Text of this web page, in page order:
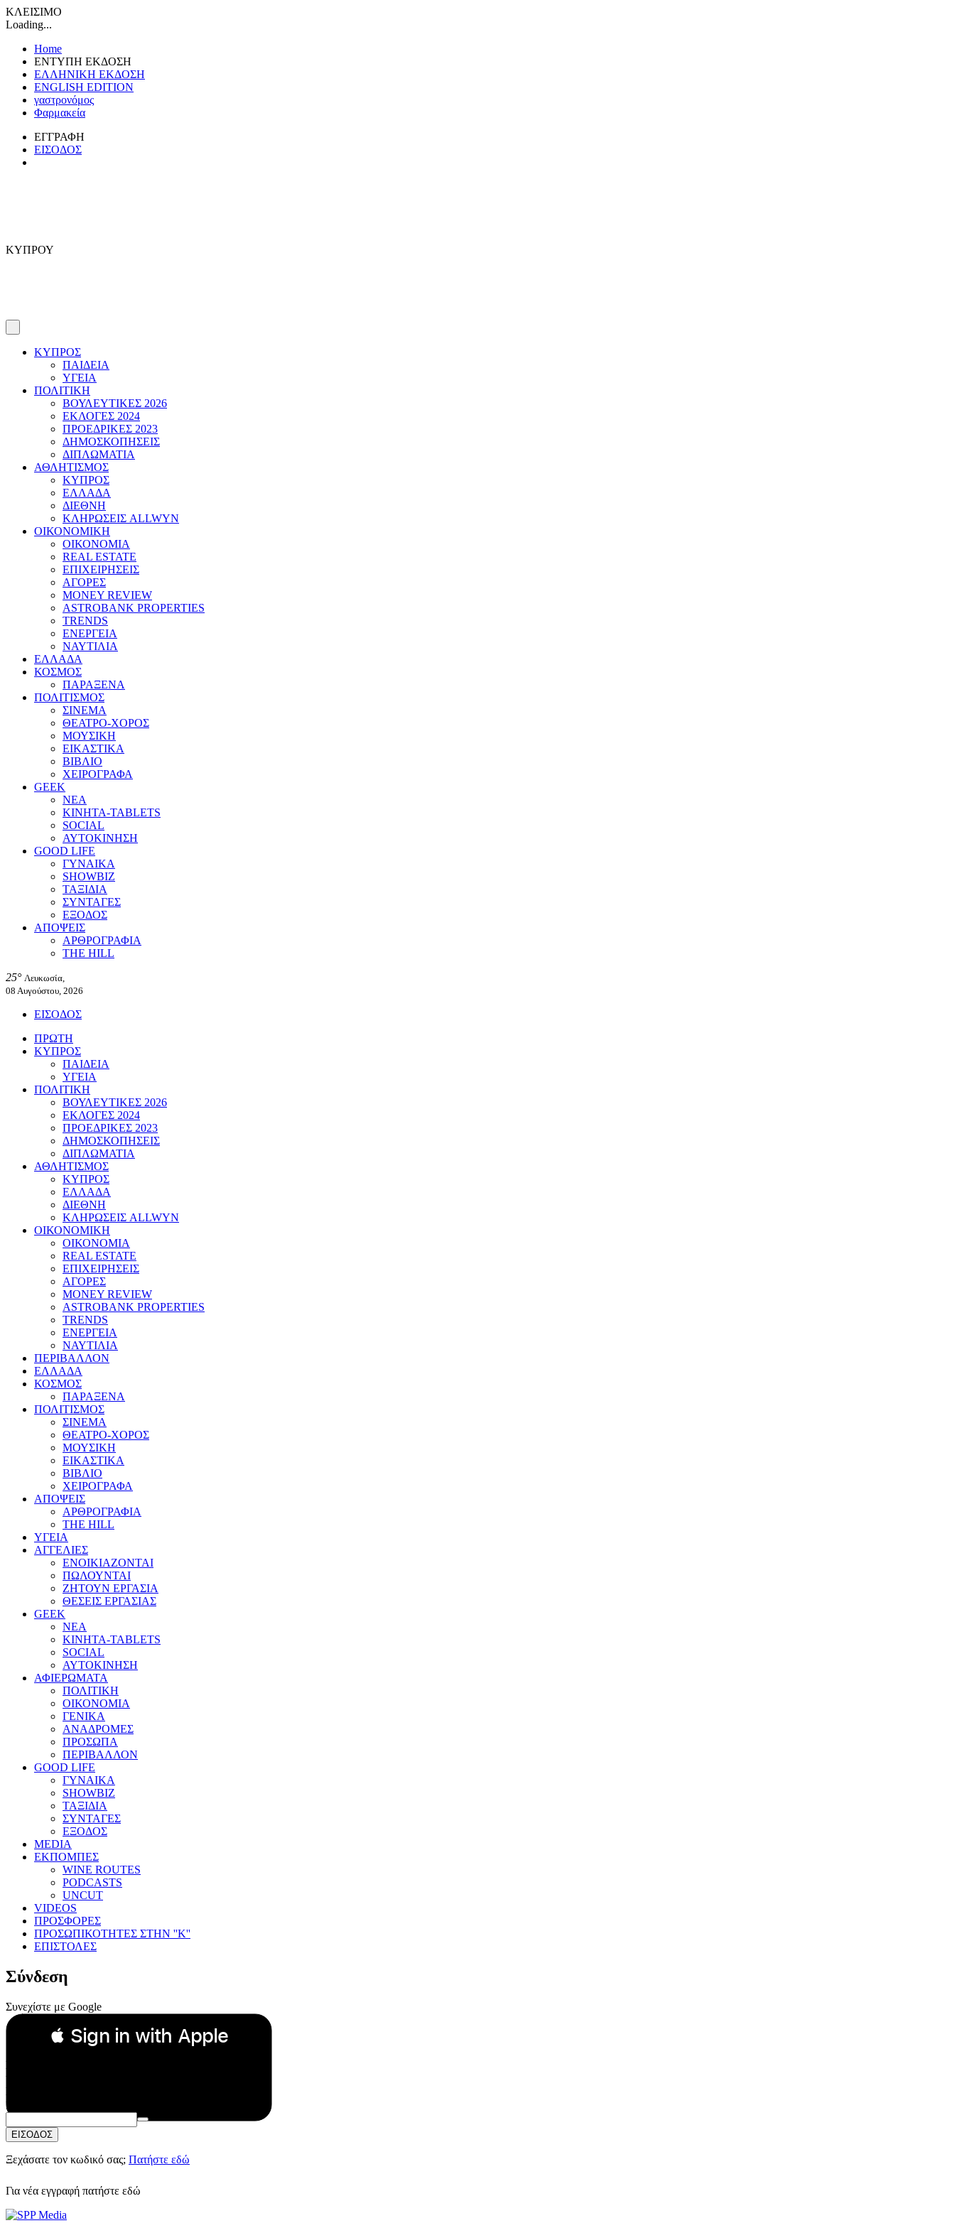
ΚΛΕΙΣΙΜΟ
Loading...
Home
ΕΝΤΥΠΗ ΕΚΔΟΣΗ
ΕΛΛΗΝΙΚΗ ΕΚΔΟΣΗ
ENGLISH EDITION
γαστρονόμος
Φαρμακεία
ΕΓΓΡΑΦΗ
ΕΙΣΟΔΟΣ
ΚΥΠΡΟΥ
ΚΥΠΡΟΣ
ΠΑΙΔΕΙΑ
ΥΓΕΙΑ
ΠΟΛΙΤΙΚΗ
ΒΟΥΛΕΥΤΙΚΕΣ 2026
ΕΚΛΟΓΕΣ 2024
ΠΡΟΕΔΡΙΚΕΣ 2023
ΔΗΜΟΣΚΟΠΗΣΕΙΣ
ΔΙΠΛΩΜΑΤΙΑ
ΑΘΛΗΤΙΣΜΟΣ
ΚΥΠΡΟΣ
ΕΛΛΑΔΑ
ΔΙΕΘΝΗ
ΚΛΗΡΩΣΕΙΣ ALLWYN
ΟΙΚΟΝΟΜΙΚΗ
ΟΙΚΟΝΟΜΙΑ
REAL ESTATE
ΕΠΙΧΕΙΡΗΣΕΙΣ
ΑΓΟΡΕΣ
MONEY REVIEW
ASTROBANK PROPERTIES
TRENDS
ΕΝΕΡΓΕΙΑ
ΝΑΥΤΙΛΙΑ
ΕΛΛΑΔΑ
ΚΟΣΜΟΣ
ΠΑΡΑΞΕΝΑ
ΠΟΛΙΤΙΣΜΟΣ
ΣΙΝΕΜΑ
ΘΕΑΤΡΟ-ΧΟΡΟΣ
ΜΟΥΣΙΚΗ
ΕΙΚΑΣΤΙΚΑ
ΒΙΒΛΙΟ
ΧΕΙΡΟΓΡΑΦΑ
GEEK
ΝΕΑ
ΚΙΝΗΤΑ-TABLETS
SOCIAL
ΑΥΤΟΚΙΝΗΣΗ
GOOD LIFE
ΓΥΝΑΙΚΑ
SHOWBIZ
ΤΑΞΙΔΙΑ
ΣΥΝΤΑΓΕΣ
ΕΞΟΔΟΣ
ΑΠΟΨΕΙΣ
ΑΡΘΡΟΓΡΑΦΙΑ
THE HILL
25° Λευκωσία,
08 Αυγούστου, 2026
ΕΙΣΟΔΟΣ
ΠΡΩΤΗ
ΚΥΠΡΟΣ
ΠΑΙΔΕΙΑ
ΥΓΕΙΑ
ΠΟΛΙΤΙΚΗ
ΒΟΥΛΕΥΤΙΚΕΣ 2026
ΕΚΛΟΓΕΣ 2024
ΠΡΟΕΔΡΙΚΕΣ 2023
ΔΗΜΟΣΚΟΠΗΣΕΙΣ
ΔΙΠΛΩΜΑΤΙΑ
ΑΘΛΗΤΙΣΜΟΣ
ΚΥΠΡΟΣ
ΕΛΛΑΔΑ
ΔΙΕΘΝΗ
ΚΛΗΡΩΣΕΙΣ ALLWYN
ΟΙΚΟΝΟΜΙΚΗ
ΟΙΚΟΝΟΜΙΑ
REAL ESTATE
ΕΠΙΧΕΙΡΗΣΕΙΣ
ΑΓΟΡΕΣ
MONEY REVIEW
ASTROBANK PROPERTIES
TRENDS
ΕΝΕΡΓΕΙΑ
ΝΑΥΤΙΛΙΑ
ΠΕΡΙΒΑΛΛΟΝ
ΕΛΛΑΔΑ
ΚΟΣΜΟΣ
ΠΑΡΑΞΕΝΑ
ΠΟΛΙΤΙΣΜΟΣ
ΣΙΝΕΜΑ
ΘΕΑΤΡΟ-ΧΟΡΟΣ
ΜΟΥΣΙΚΗ
ΕΙΚΑΣΤΙΚΑ
ΒΙΒΛΙΟ
ΧΕΙΡΟΓΡΑΦΑ
ΑΠΟΨΕΙΣ
ΑΡΘΡΟΓΡΑΦΙΑ
THE HILL
ΥΓΕΙΑ
ΑΓΓΕΛΙΕΣ
ΕΝΟΙΚΙΑΖΟΝΤΑΙ
ΠΩΛΟΥΝΤΑΙ
ΖΗΤΟΥΝ ΕΡΓΑΣΙΑ
ΘΕΣΕΙΣ ΕΡΓΑΣΙΑΣ
GEEK
ΝΕΑ
ΚΙΝΗΤΑ-TABLETS
SOCIAL
ΑΥΤΟΚΙΝΗΣΗ
ΑΦΙΕΡΩΜΑΤΑ
ΠΟΛΙΤΙΚΗ
ΟΙΚΟΝΟΜΙΑ
ΓΕΝΙΚΑ
ΑΝΑΔΡΟΜΕΣ
ΠΡΟΣΩΠΑ
ΠΕΡΙΒΑΛΛΟΝ
GOOD LIFE
ΓΥΝΑΙΚΑ
SHOWBIZ
ΤΑΞΙΔΙΑ
ΣΥΝΤΑΓΕΣ
ΕΞΟΔΟΣ
MEDIA
ΕΚΠΟΜΠΕΣ
WINE ROUTES
PODCASTS
UNCUT
VIDEOS
ΠΡΟΣΦΟΡΕΣ
ΠΡΟΣΩΠΙΚΟΤΗΤΕΣ ΣΤΗΝ ''Κ''
ΕΠΙΣΤΟΛΕΣ
Σύνδεση
Συνεχίστε με Google
 Sign in with Apple
Συνεχίστε με Apple
ή
Email:
Κωδικός Πρόσβασης:
ΕΙΣΟΔΟΣ
Ξεχάσατε τον κωδικό σας; Πατήστε εδώ
Για νέα εγγραφή πατήστε εδώ